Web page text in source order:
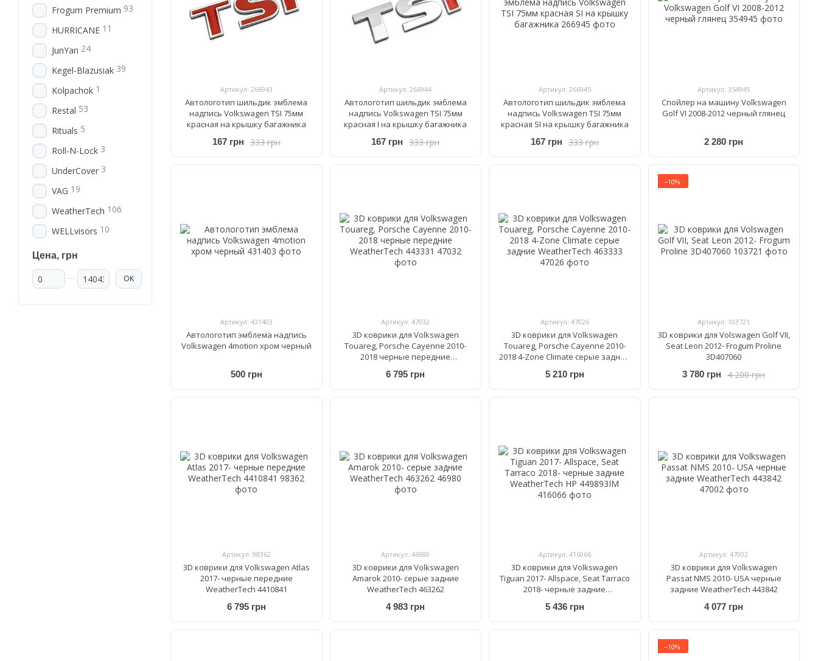
Артикул: 266943
Автологотип шильдик эмблема
надпись Volkswagen TSI 75мм
красная на крышку багажника
333 грн
167 грн
Артикул: 266944
Автологотип шильдик эмблема
надпись Volkswagen TSI 75мм
красная I на крышку багажника
333 грн
167 грн
Артикул: 266945
Автологотип шильдик эмблема
надпись Volkswagen TSI 75мм
красная SI на крышку багажника
333 грн
167 грн
Артикул: 354945
Спойлер на машину Volkswagen
Golf VI 2008-2012 черный глянец
2 280 грн
Артикул: 431403
Автологотип эмблема надпись
Volkswagen 4motion хром черный
500 грн
Артикул: 47032
3D коврики для Volkswagen
Touareg, Porsche Cayenne 2010-
2018 черные передние
6 795 грн
Артикул: 47026
3D коврики для Volkswagen
Touareg, Porsche Cayenne 2010-
2018 4-Zone Climate cерые задние
5 210 грн
−10%
Артикул: 103721
3D коврики для Volswagen Golf VII,
Seat Leon 2012- Frogum Proline
3D407060
4 200 грн
3 780 грн
Артикул: 98362
3D коврики для Volkswagen Atlas
2017- черные передние
WeatherTech 4410841
6 795 грн
Артикул: 46980
3D коврики для Volkswagen
Amarok 2010- cерые задние
WeatherTech 463262
4 983 грн
Артикул: 416066
3D коврики для Volkswagen
Tiguan 2017- Allspace, Seat Tarraco
2018- черные задние
5 436 грн
Артикул: 47002
3D коврики для Volkswagen
Passat NMS 2010- USA черные
задние WeatherTech 443842
4 077 грн
−10%
Frogum Premium 93
HURRICANE 11
JunYan 24
Kegel-Blazusiak 39
Kolpachok 1
Restal 53
Rituals 5
Roll-N-Lock 3
UnderCover 3
VAG 19
WeatherTech 106
WELLvisors 10
Цена, грн
От Цена, грн
До Цена, грн OK